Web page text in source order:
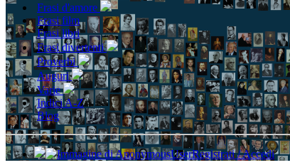
Frasi d'amore
Frasi film
Frasi libri
Frasi divertenti
Proverbi
Auguri
Varie
Indici A-Z
Blog
Registrati / Accedi